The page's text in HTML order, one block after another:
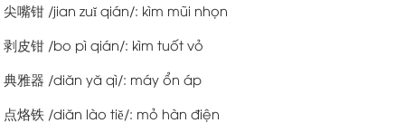
尖嘴钳 /jian zuĭ qián/: kìm mũi nhọn
剥皮钳 /bo pì qián/: kìm tuốt vỏ
典雅器 /diăn yă qì/: máy ổn áp
点烙铁 /diăn lào tiĕ/: mỏ hàn điện